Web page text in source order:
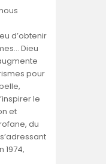
d’obtenir
Dieu
pour
le
et
du
1974,